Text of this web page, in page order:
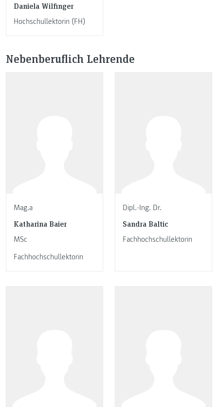
Daniela Wilfinger
Hochschullektorin (FH)
Nebenberuflich Lehrende
Mag.a
Katharina Baier
MSc
Fachhochschullektorin
Dipl.-Ing. Dr.
Sandra Baltic
Fachhochschullektorin